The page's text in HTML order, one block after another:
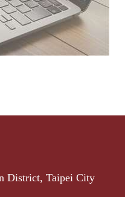
District, Taipei City